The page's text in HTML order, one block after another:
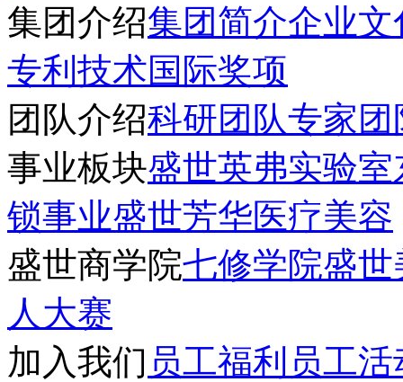
集团介绍集团简介企业文
专利技术国际奖项
团队介绍科研团队专家团
事业板块盛世英弗实验室
锁事业盛世芳华医疗美容
盛世商学院七修学院盛世
人大赛
加入我们 员工福利 员工活